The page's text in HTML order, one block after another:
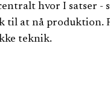
hvor I satser -
til at nå produktion.
teknik.